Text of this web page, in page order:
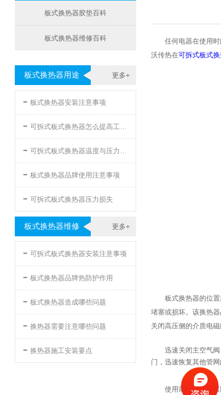
板式换热器胶垫百科
板式换热器维修百科
更多+
板式换热器用途
- 板式换热器安装注意事项
- 可拆式板式换热器怎么提高工作效率
- 可拆式板式换热器温度与压力的要求
- 板式换热器品牌使用注意事项
- 可拆式板式换热器压力损失
更多+
板式换热器维修
- 可拆式板式换热器安装注意事项
- 板式换热器品牌热防护作用
- 板式换热器造成哪些问题
- 换热器需要注意哪些问题
- 换热器施工安装要点
任何电器在使用
沃传热在可拆式板式
板式换热器的位
堵塞或损坏。该换热
关闭高压侧的介质电
迅速关闭主空气
门，迅速恢复其他管
使用前，请检查